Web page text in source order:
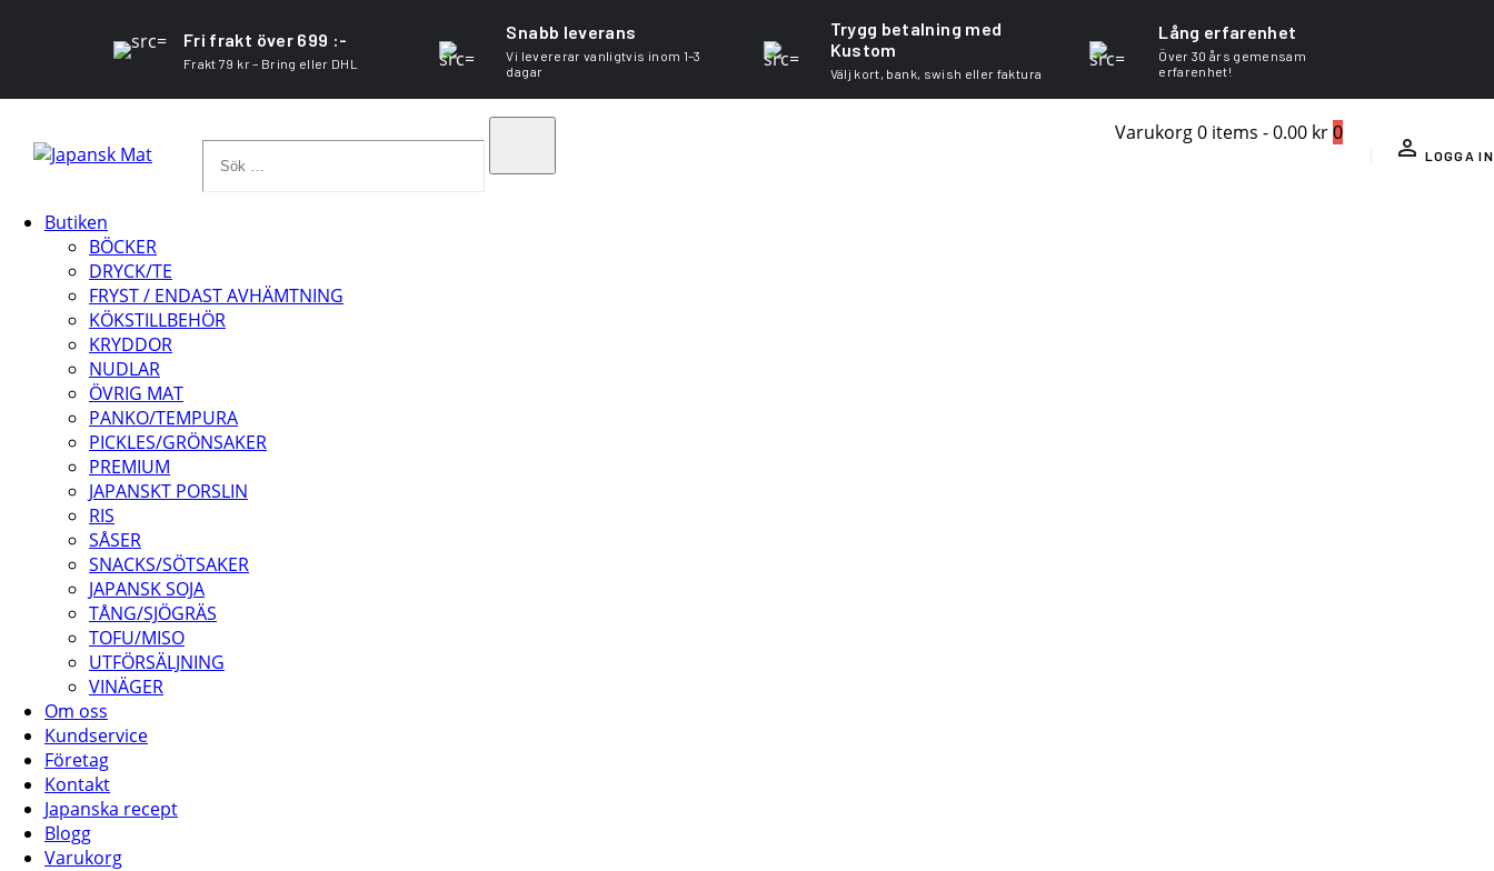
Fri frakt över 699 :-
Frakt 79 kr – Bring eller DHL
Snabb leverans
Vi levererar vanligtvis inom 1–3
dagar
Trygg betalning med
Kustom
Välj kort, bank, swish eller faktura
Lång erfarenhet
Över 30 års gemensam
erfarenhet!
Varukorg0 items -0.00 kr0
LOGGA IN
Butiken
BÖCKER
DRYCK/TE
FRYST / ENDAST AVHÄMTNING
KÖKSTILLBEHÖR
KRYDDOR
NUDLAR
ÖVRIG MAT
PANKO/TEMPURA
PICKLES/GRÖNSAKER
PREMIUM
JAPANSKT PORSLIN
RIS
SÅSER
SNACKS/SÖTSAKER
JAPANSK SOJA
TÅNG/SJÖGRÄS
TOFU/MISO
UTFÖRSÄLJNING
VINÄGER
Om oss
Kundservice
Företag
Kontakt
Japanska recept
Blogg
Varukorg